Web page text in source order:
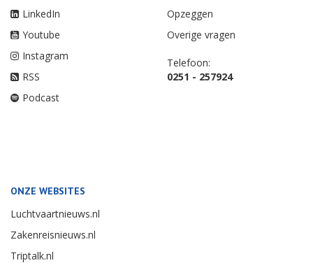
LinkedIn
Youtube
Instagram
RSS
Podcast
Opzeggen
Overige vragen
Telefoon:
0251 - 257924
ONZE WEBSITES
Luchtvaartnieuws.nl
Zakenreisnieuws.nl
Triptalk.nl